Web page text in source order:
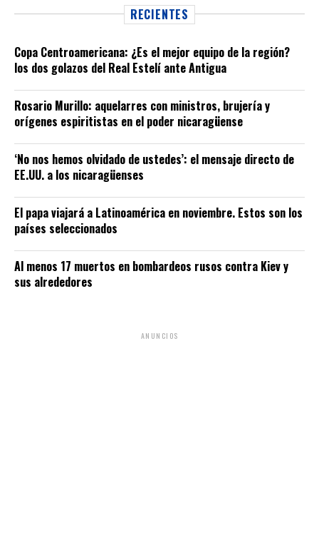
RECIENTES
Copa Centroamericana: ¿Es el mejor equipo de la región?
los dos golazos del Real Estelí ante Antigua
Rosario Murillo: aquelarres con ministros, brujería y
orígenes espiritistas en el poder nicaragüense
‘No nos hemos olvidado de ustedes’: el mensaje directo de
EE.UU. a los nicaragüenses
El papa viajará a Latinoamérica en noviembre. Estos son los
países seleccionados
Al menos 17 muertos en bombardeos rusos contra Kiev y
sus alrededores
ANUNCIOS